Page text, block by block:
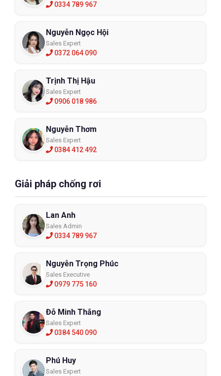
0334 789 967
Nguyễn Ngọc Hội
Sales Expert
0372 064 090
Trịnh Thị Hậu
Sales Expert
0906 018 986
Nguyễn Thơm
Sales Expert
0384 412 492
Giải pháp chống rơi
Lan Anh
Sales Admin
0334 789 967
Nguyễn Trọng Phúc
Sales Executive
0979 775 160
Đỗ Minh Thắng
Sales Expert
0384 540 090
Phú Huy
Sales Expert